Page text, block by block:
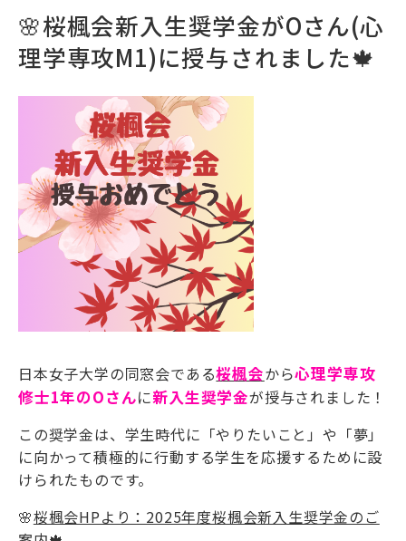
🌸桜楓会新入生奨学金がOさん(心
理学専攻M1)に授与されました🍁
日本女子大学の同窓会である桜楓会から心理学専攻
修士1年のOさんに新入生奨学金が授与されました！
この奨学金は、学生時代に「やりたいこと」や「夢」
に向かって積極的に行動する学生を応援するために設
けられたものです。
🌸桜楓会HPより：2025年度桜楓会新入生奨学金のご